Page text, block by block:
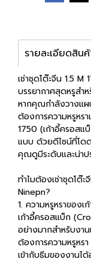
รายละเอียดสิน
เช่าชุดโต๊ะจีน 1.5
บรรยากาศสุดหรูสำ
หากคุณกำลังวางแ
ต้องการความหรูหร
1750 (เก้าอี้ครอส
แบบ ด้วยดีไซน์ที่โด
คุณดูมีระดับและน่าป
ทำไมต้องเช่าชุดโต๊
Ninepn?
1. ความหรูหราของ
เก้าอี้ครอสแบ็ก
อย่างมากสำหรับงา
ต้องการความหรูหร
เข้ากับธีมของงานไ